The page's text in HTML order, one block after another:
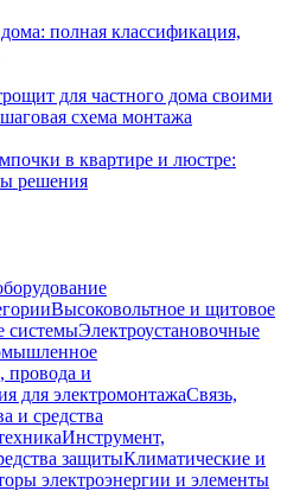
полная классификация,
для частного дома своими
схема монтажа
в квартире и люстре:
решения
Высоковольтное и щитовое
системыЭлектроустановочные
провода и
для электромонтажаСвязь,
и средства
Инструмент,
защитыКлиматические и
электроэнергии и элементы